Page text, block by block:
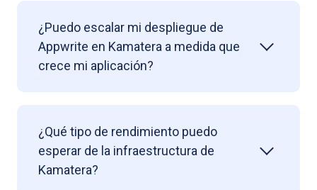
¿Puedo escalar mi despliegue de
Appwrite en Kamatera a medida que
crece mi aplicación?
¿Qué tipo de rendimiento puedo
esperar de la infraestructura de
Kamatera?